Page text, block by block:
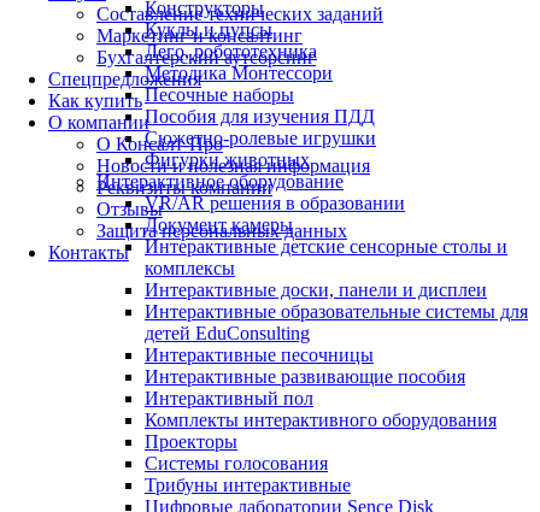
Составление технических заданий
Маркетинг и консалтинг
Бухгалтерский аутсорсинг
Спецпредложения
Как купить
О компании
О Консалт-Про
Новости и полезная информация
Реквизиты компании
Отзывы
Защита персональных данных
Контакты
Конструкторы
Куклы и пупсы
Лего, робототехника
Методика Монтессори
Песочные наборы
Пособия для изучения ПДД
Сюжетно-ролевые игрушки
Фигурки животных
Интерактивное оборудование
VR/AR решения в образовании
Документ камеры
Интерактивные детские сенсорные столы и
комплексы
Интерактивные доски, панели и дисплеи
Интерактивные образовательные системы для
детей EduConsulting
Интерактивные песочницы
Интерактивные развивающие пособия
Интерактивный пол
Комплекты интерактивного оборудования
Проекторы
Системы голосования
Трибуны интерактивные
Цифровые лаборатории Sence Disk